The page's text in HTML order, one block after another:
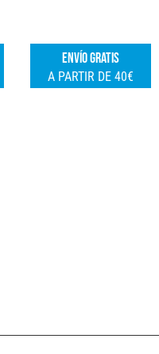
cantidad
ENVÍO GRATIS
A PARTIR DE 40€